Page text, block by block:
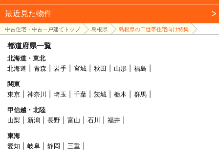
最近見た物件
中古住宅・中古一戸建てトップ 島根県 島根県の二世帯住宅向け特集
都道府県一覧
北海道・東北
北海道
青森 岩手 宮城 秋田 山形
福島
関東
東京
神奈川 埼玉 千葉 茨城 栃木
群馬
甲信越・北陸
山梨
新潟 長野 富山 石川
福井
東海
愛知
岐阜 静岡
三重